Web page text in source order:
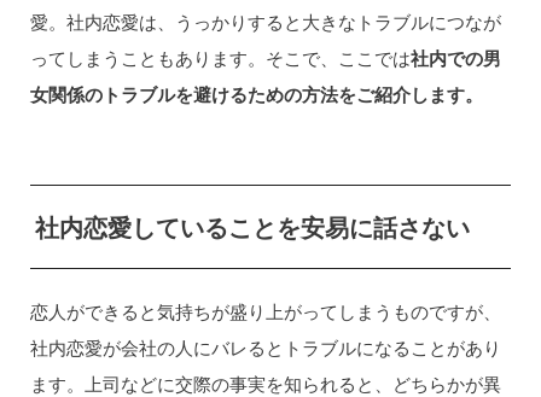
愛。社内恋愛は、うっかりすると大きなトラブルにつなが
ってしまうこともあります。そこで、ここでは社内での男
女関係のトラブルを避けるための方法をご紹介します。
社内恋愛していることを安易に話さない
恋人ができると気持ちが盛り上がってしまうものですが、
社内恋愛が会社の人にバレるとトラブルになることがあり
ます。上司などに交際の事実を知られると、どちらかが異